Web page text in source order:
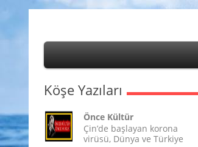
Köşe Yazıları
Önce Kültür
Çin’de başlayan korona
virüsü, Dünya ve Türkiye